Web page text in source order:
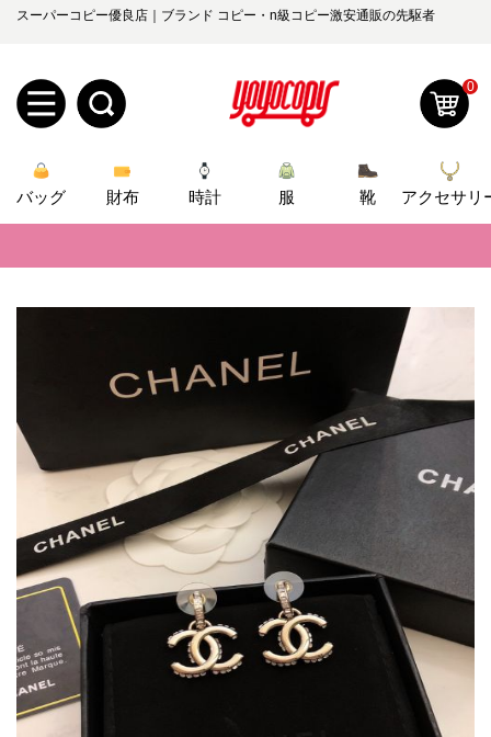
スーパーコピー優良店｜ブランド コピー・n級コピー激安通販の先駆者
規
登
ロ
yoyocopys@gmail.com
2026人気特集
バッグ
財布
時計
服
ズボン
衣装セット
靴
住まい用品
アクセサリー
ベルト
スカーフ
アイフォーンケ
ース
小物
0
バッグ 財布 時計 服 靴
アクセサリ
当店は正真正銘のn級スーパーコピーのみ取扱い。最高品質の再現度を
2026春の新作続々更新中！期間中のご注文でお得な割引をご利用いただ
新作入荷！ルイ・ヴィトンスーパーコピー バッグ最新モデルが登場。